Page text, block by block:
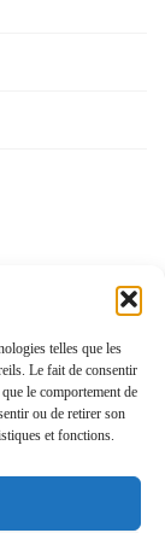
telles que les
Le fait de consentir
le comportement de
ou de retirer son
et fonctions.